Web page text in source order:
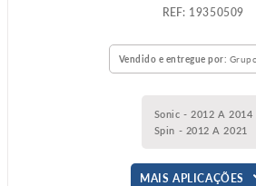
: 19350509
Vendido e entregue por:
Sonic - 2012 A 2014
Spin - 2012 A 2021
MAIS APLICAÇÕES